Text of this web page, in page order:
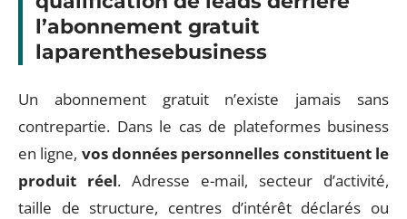
l’abonnement gratuit
laparenthesebusiness
Un abonnement gratuit n’existe jamais sans
contrepartie. Dans le cas de plateformes business
en ligne, vos données personnelles constituent le
produit réel. Adresse e-mail, secteur d’activité,
taille de structure, centres d’intérêt déclarés ou